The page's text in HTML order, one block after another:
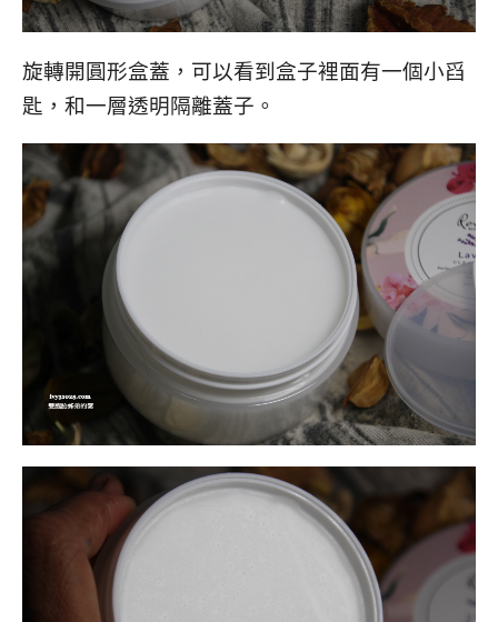
旋轉開圓形盒蓋，可以看到盒子裡面有一個小舀
匙，和一層透明隔離蓋子。